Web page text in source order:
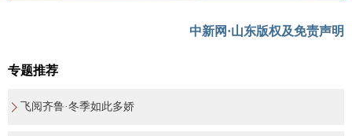
中新网·山东版权及免责声明
专题推荐
飞阅齐鲁·冬季如此多娇